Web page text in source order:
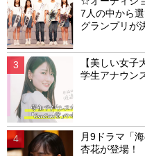
7人の中から
グランプリが
【美しい女子
学生アナウン
月9ドラマ「
杏花が登場！